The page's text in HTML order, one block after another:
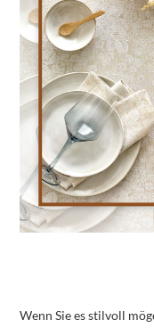
Wenn Sie es stilvoll